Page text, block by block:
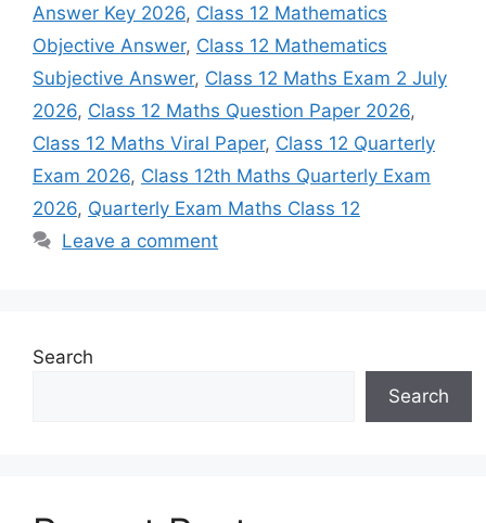
Answer Key 2026, Class 12 Mathematics
Objective Answer, Class 12 Mathematics
Subjective Answer, Class 12 Maths Exam 2 July
2026, Class 12 Maths Question Paper 2026,
Class 12 Maths Viral Paper, Class 12 Quarterly
Exam 2026, Class 12th Maths Quarterly Exam
2026, Quarterly Exam Maths Class 12
Leave a comment
Search
Search